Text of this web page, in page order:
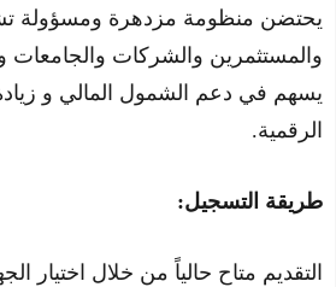
يحتضن منظومة مزدهرة ومسؤولة
والمستثمرين والشركات والجامعات
يسهم في دعم الشمول المالي و زيادة
الرقمية.
طريقة التسجيل:
التقديم متاح حالياً من خلال اختيار